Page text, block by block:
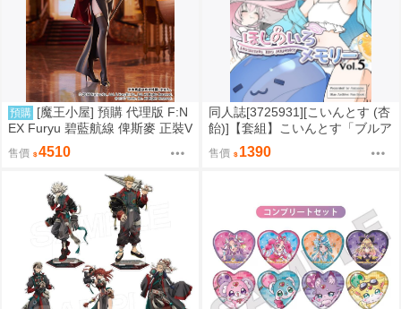
預購 [魔王小屋] 預購 代理版 F:N
EX Furyu 碧藍航線 俾斯麥 正裝V
er.
售價 4510
同人誌[3725931][こいんとす (杏
飴)]【套組】こいんとす「ブルア
カ本」セット (蔚藍檔案)
售價 1390